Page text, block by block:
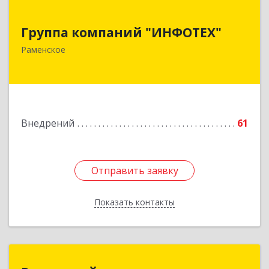
Группа компаний "ИНФОТЕХ"
Раменское
Внедрений 61
Отправить заявку
Показать контакты
Раменское г, Десантная ул, дом № 24, кв.17
Подробнее
Отправить заявку
Назад